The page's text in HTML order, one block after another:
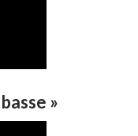
»